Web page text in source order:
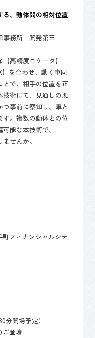
、動体間の相対位置
事務所 開発第三
高精度ロケータ】
】を合わせ、動く車同
とで、相手の位置を正
技術にて、見通しの悪
つ事前に察知し、車と
す。複数の動体との位
能な本技術で、
せんか。
町フィナンシャルシテ
分開場予定）
ご登壇